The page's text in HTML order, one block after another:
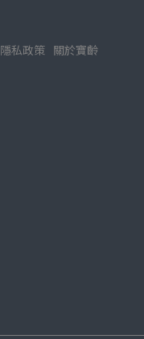
隱私政策 關於寶齡